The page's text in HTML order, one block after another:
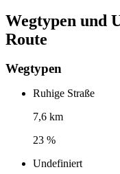
Wegtypen und
Route
Wegtypen
Ruhige Straße
7,6 km
23 %
Undefiniert